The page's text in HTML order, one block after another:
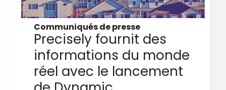
Communiqués de presse
Precisely fournit des
informations du monde
réel avec le lancement